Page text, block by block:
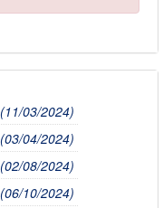
(11/03/2024)
(03/04/2024)
(02/08/2024)
(06/10/2024)